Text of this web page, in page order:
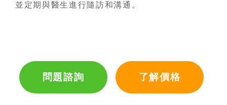
並定期與醫生進行隨訪和溝通。
問題諮詢 了解價格